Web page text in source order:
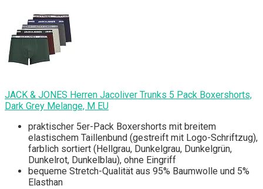
JACK & JONES Herren Jacoliver Trunks 5 Pack Boxershorts,
Dark Grey Melange, M EU
praktischer 5er-Pack Boxershorts mit breitem
elastischem Taillenbund (gestreift mit Logo-Schriftzug),
farblich sortiert (Hellgrau, Dunkelgrau, Dunkelgrün,
Dunkelrot, Dunkelblau), ohne Eingriff
bequeme Stretch-Qualität aus 95% Baumwolle und 5%
Elasthan